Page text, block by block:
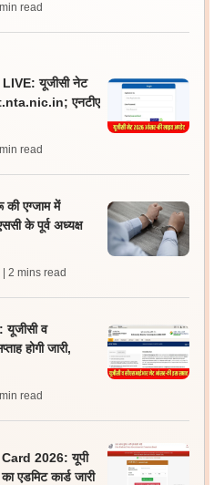
min read
यूजीसी नेट
एनटीए
min read
एग्जाम में
के पूर्व अध्यक्ष
| 2 mins read
व
होगी जारी,
min read
2026: यूपी
एडमिट कार्ड जारी